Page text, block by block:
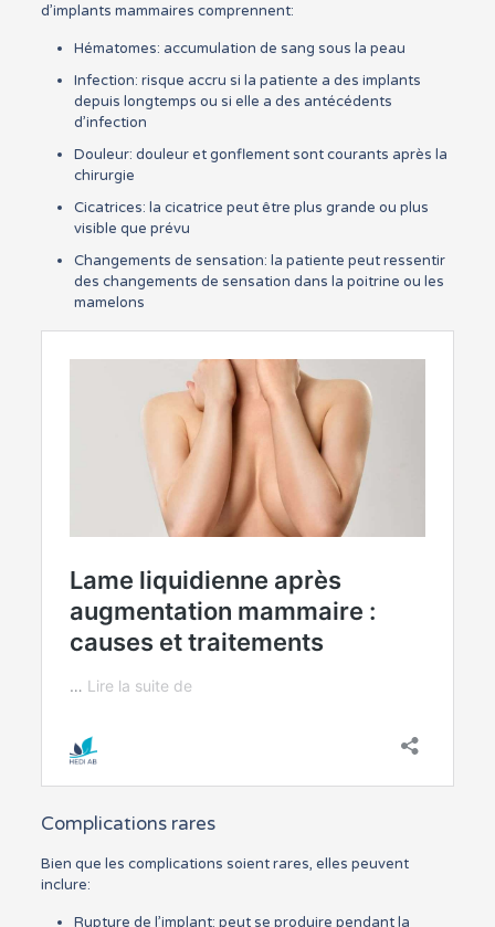
d’implants mammaires comprennent:
Hématomes: accumulation de sang sous la peau
Infection: risque accru si la patiente a des implants
depuis longtemps ou si elle a des antécédents
d’infection
Douleur: douleur et gonflement sont courants après la
chirurgie
Cicatrices: la cicatrice peut être plus grande ou plus
visible que prévu
Changements de sensation: la patiente peut ressentir
des changements de sensation dans la poitrine ou les
mamelons
Complications rares
Bien que les complications soient rares, elles peuvent
inclure:
Rupture de l’implant: peut se produire pendant la